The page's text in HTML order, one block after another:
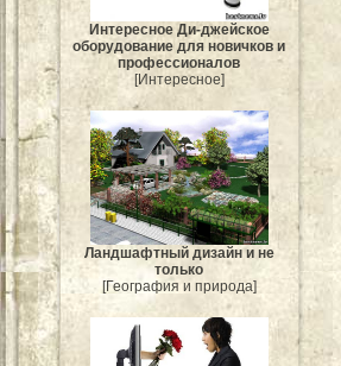
Интересное Ди-джейское
оборудование для новичков и
профессионалов
[Интересное]
Ландшафтный дизайн и не
только
[География и природа]